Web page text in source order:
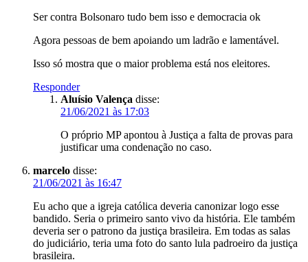
Ser contra Bolsonaro tudo bem isso e democracia ok
Agora pessoas de bem apoiando um ladrão e lamentável.
Isso só mostra que o maior problema está nos eleitores.
Responder
Aluísio Valença disse:
21/06/2021 às 17:03
O próprio MP apontou à Justiça a falta de provas para
justificar uma condenação no caso.
marcelo disse:
21/06/2021 às 16:47
Eu acho que a igreja católica deveria canonizar logo esse
bandido. Seria o primeiro santo vivo da história. Ele também
deveria ser o patrono da justiça brasileira. Em todas as salas
do judiciário, teria uma foto do santo lula padroeiro da justiça
brasileira.